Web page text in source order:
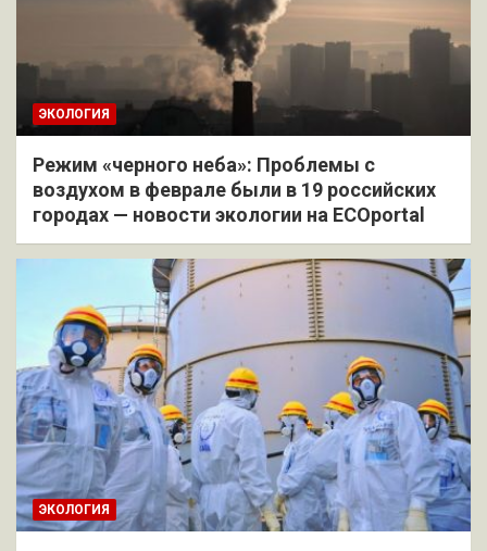
ЭКОЛОГИЯ
Режим «черного неба»: Проблемы с
воздухом в феврале были в 19 российских
городах — новости экологии на ECOportal
ЭКОЛОГИЯ